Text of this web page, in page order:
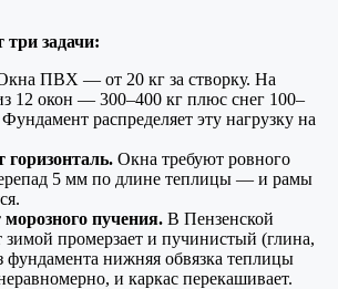
задачи:
ПВХ — от 20 кг за створку. На
12 окон — 300–400 кг плюс снег 100–
распределяет эту нагрузку на
Окна требуют ровного
5 мм по длине теплицы — и рамы
пучения. В Пензенской
зимой промерзает и пучинистый (глина,
фундамента нижняя обвязка теплицы
и каркас перекашивает.